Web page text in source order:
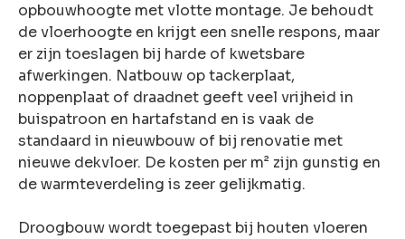
opbouwhoogte met vlotte montage. Je behoudt
de vloerhoogte en krijgt een snelle respons, maar
er zijn toeslagen bij harde of kwetsbare
afwerkingen. Natbouw op tackerplaat,
noppenplaat of draadnet geeft veel vrijheid in
buispatroon en hartafstand en is vaak de
standaard in nieuwbouw of bij renovatie met
nieuwe dekvloer. De kosten per m² zijn gunstig en
de warmteverdeling is zeer gelijkmatig.
Droogbouw wordt toegepast bij houten vloeren